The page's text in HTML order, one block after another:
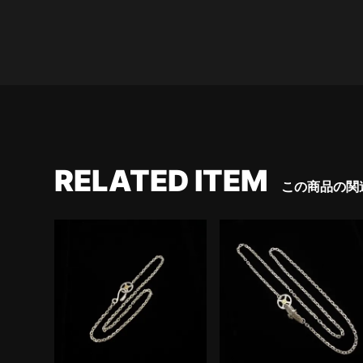
RELATED ITEM この商品の関